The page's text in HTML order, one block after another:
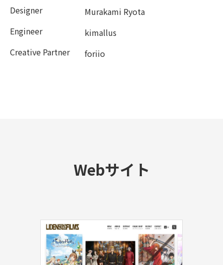
Designer
Murakami Ryota
Engineer
kimallus
Creative Partner
foriio
Webサイト